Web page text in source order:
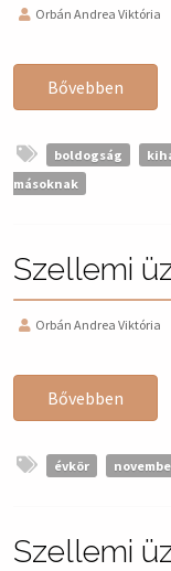
Orbán Andrea Viktória
Bővebben
boldogság
másoknak
Szellemi
Orbán Andrea Viktória
Bővebben
évkör
Szellemi